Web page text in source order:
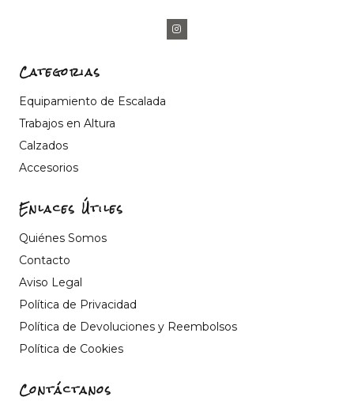
Categorias
Equipamiento de Escalada
Trabajos en Altura
Calzados
Accesorios
Enlaces Útiles
Quiénes Somos
Contacto
Aviso Legal
Política de Privacidad
Política de Devoluciones y Reembolsos
Política de Cookies
Contáctanos